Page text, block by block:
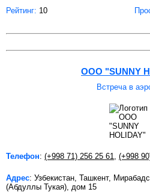
Рейтинг: 10
OOO "SUNNY
Встреча в
Телефон: (+998 71) 256 25 61 (+998
Адрес: Узбекистан, Ташкент,
(Абдуллы Тукая), дом 15